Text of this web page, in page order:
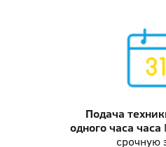
Подача
одного часа часа
срочную